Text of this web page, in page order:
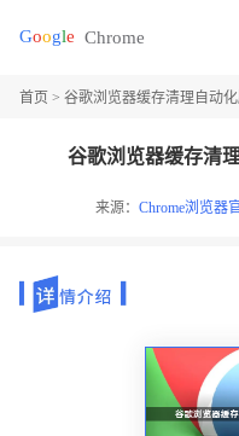
首页 > 谷歌浏览器缓存清理自动
谷歌浏览器缓存清
来源：Chrome浏览器